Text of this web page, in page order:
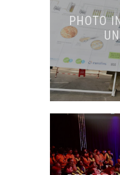
PHOTO